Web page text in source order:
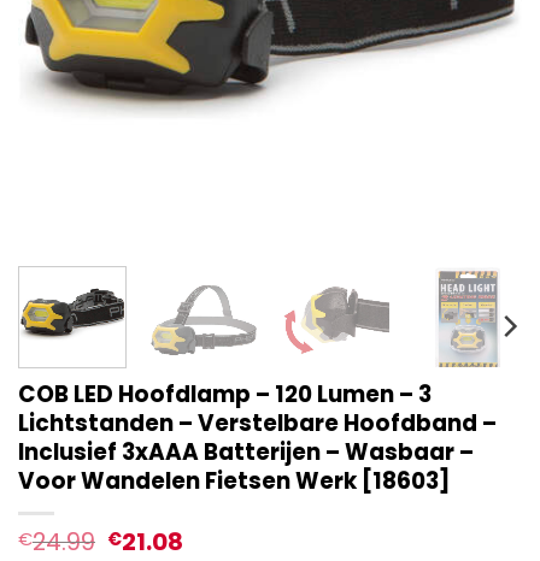
COB LED Hoofdlamp – 120 Lumen – 3
Lichtstanden – Verstelbare Hoofdband –
Inclusief 3xAAA Batterijen – Wasbaar –
Voor Wandelen Fietsen Werk [18603]
€24.99 €21.08